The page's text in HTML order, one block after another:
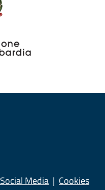
Social Media Cookies